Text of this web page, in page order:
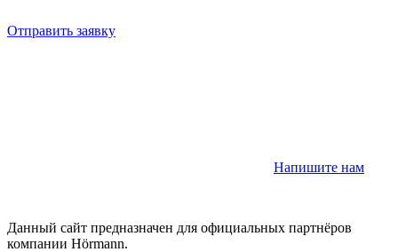
Отправить заявку
Напишите нам
Данный сайт предназначен для официальных партнёров
компании Hörmann.